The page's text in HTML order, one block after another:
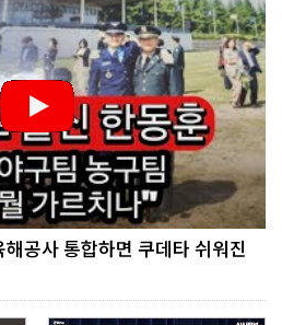
공사 통합하면 쿠데타 쉬워진